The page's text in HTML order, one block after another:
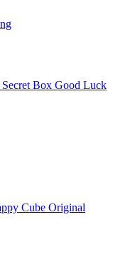
Secret Box Good Luck
Cube Original